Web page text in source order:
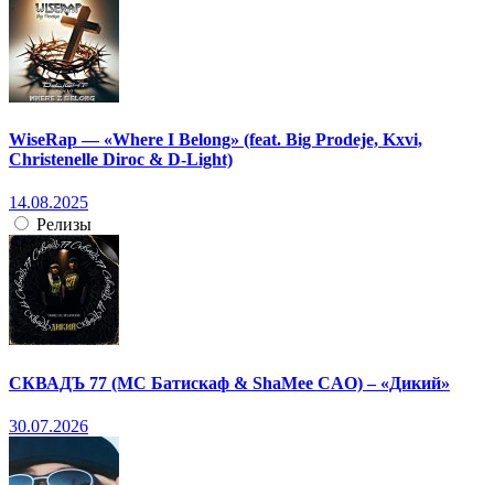
WiseRap — «Where I Belong» (feat. Big Prodeje, Kxvi,
Christenelle Diroc & D-Light)
14.08.2025
Релизы
СКВАДЪ 77 (МС Батискаф & ShaMee CAO) – «Дикий»
30.07.2026